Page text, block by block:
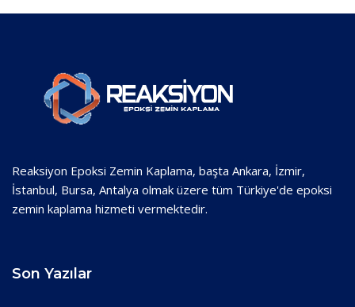
Reaksiyon Epoksi Zemin Kaplama, başta Ankara, İzmir,
İstanbul, Bursa, Antalya olmak üzere tüm Türkiye'de epoksi
zemin kaplama hizmeti vermektedir.
Son Yazılar